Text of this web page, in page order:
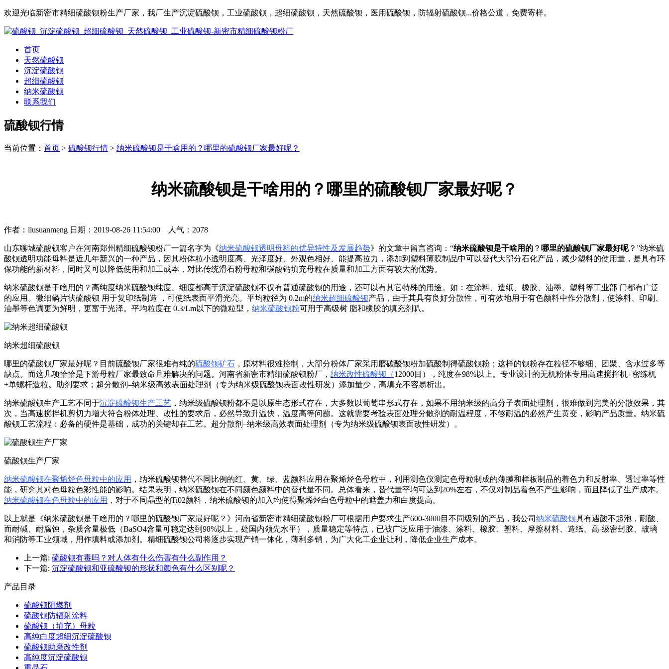
欢迎光临新密市精细硫酸钡粉生产厂家，我厂生产沉淀硫酸钡，工业硫酸钡，超细硫酸钡，天然硫酸钡，医用硫酸钡，防辐射硫酸钡...价格公道，免费寄样。
首页
天然硫酸钡
沉淀硫酸钡
超细硫酸钡
纳米硫酸钡
联系我们
硫酸钡行情
当前位置： 首页 > 硫酸钡行情 > 纳米硫酸钡是干啥用的？哪里的硫酸钡厂家最好呢？
纳米硫酸钡是干啥用的？哪里的硫酸钡厂家最好呢？
作者：liusuanmeng 日期：2019-08-26 11:54:00 人气：2078
山东聊城硫酸钡客户在河南郑州精细硫酸钡粉厂一篇名字为《纳米硫酸钡透明母料的优异特性及发展趋势》的文章中留言咨询：“纳米硫酸钡是干啥用的 ？ 哪里的硫酸钡厂家最好呢？”纳米硫
酸钡透明功能母料是近几年新兴的一种产品，因其粉体粒小透明度高、光泽度好、外观色相好、能提高拉力，添加到塑料薄膜制品中可以替代大部分石化产品，减少塑料的使用量，是具有环
保功能的新材料，同时又可以降低使用和加工成本，对比传统滑石粉母粒和碳酸钙填充母粒在质量和加工方面有较大的优势。
纳米硫酸钡是干啥用的？高纯度纳米硫酸钡纯度、细度都高于沉淀硫酸钡不仅有普通硫酸钡的用途，还可以有其它特殊的用途。如：在涂料、造纸、橡胶、油墨、塑料等工业部 门都有广泛
的应用。微细鳞片状硫酸钡 用于复印纸制造 ，可使纸表面平滑光亮。平均粒径为 0.2m的纳米超细硫酸钡产品，由于其具有良好分散性，可有效地用于有色颜料中作分散剂，使涂料、印刷、
油墨等色调更为鲜明，更富于光泽。平均粒度在 0.3/Lm以下的微粒型， 纳米硫酸钡粉可用于高级树 脂和橡胶的填充剂叭。
纳米超细硫酸钡
哪里的硫酸钡厂家最好呢？目前硫酸钡厂家很难有纯的硫酸钡矿石 ，原材料很难控制，大部分粉体厂家采用磨碳酸钡粉加硫酸制得硫酸钡粉；这样的钡粉存在粒径不够细、团聚、含水过多等
缺点。而这几项恰恰是下游母粒厂家最致命且难解决的问题。河南省新密市精细硫酸钡粉厂， 纳米改性硫酸钡（12000目），纯度在98%以上。专业设计的无机粉体专用高速搅拌机+密练机
+单螺杆造粒。助剂要求；超分散剂–纳米级高效表面处理剂（专为纳米级硫酸钡表面改性研发）添加量少，高填充不容易析出。
纳米硫酸钡生产工艺不同于沉淀硫酸钡生产工艺 ，纳米级硫酸钡粉都不是以原生态形式存在，大多数以葡萄串形式存在，如果不用纳米级的高分子表面处理剂，很难做到完美的分散效果，其
次，当高速搅拌机剪切力增大符合粉体处理、改性的要求后，必然导致升温快，温度高等问题。这就需要考验表面处理分散剂的耐温程度，不够耐温的必然产生黄变，影响产品质量。纳米硫
酸钡工艺流程：必备的硬件是基础，成功的关键却在工艺。超分散剂–纳米级高效表面处理剂（专为纳米级硫酸钡表面改性研发）。
硫酸钡生产厂家
纳米硫酸钡在聚烯烃色母粒中的应用 ，纳米硫酸钡替代不同比例的红、黄、绿、蓝颜料应用在聚烯烃色母粒中，利用测色仪测定色母粒制成的薄膜和样板制品的着色力和反射率、透过率等性
能，研究其对色母粒色彩性能的影响。结果表明，纳米硫酸钡在不同颜色颜料中的替代量不同。总体看来，替代量平均可达到20%左右，不仅对制品着色不产生影响，而且降低了生产成本。
纳米硫酸钡在色母粒中的应用 ，对于不同晶型的Ti02颜料，纳米硫酸钡的加入均使得聚烯烃白色母粒中的遮盖力和白度提高。
以上就是《纳米硫酸钡是干啥用的？哪里的硫酸钡厂家最好呢？》河南省新密市精细硫酸钡粉厂可根据用户要求生产600-3000目不同级别的产品，我公司 纳米硫酸钡具有遇酸不起泡，耐酸、
而耐碱、耐腐蚀，杂质含量极低（BaSO4含量可稳定达到98%以上，处国内领先水平），质量稳定等特点，已被广泛应用于油漆、涂料、橡胶、塑料、摩擦材料、造纸、高-级密封胶、玻璃
和消防等工业领域，用作填料或添加剂。精细硫酸钡公司将逐步实现产销一体化，薄利多销，为广大化工企业让利，降低企业生产成本。
上一篇: 硫酸钡有毒吗？对人体有什么伤害有什么副作用？
下一篇: 沉淀硫酸钡和亚硫酸钡的形状和颜色有什么区别呢？
产品目录
硫酸钡阻燃剂
硫酸钡防辐射涂料
硫酸钡（填充）母粒
高纯白度超细沉淀硫酸钡
硫酸钡助磨改性剂
高纯度沉淀硫酸钡